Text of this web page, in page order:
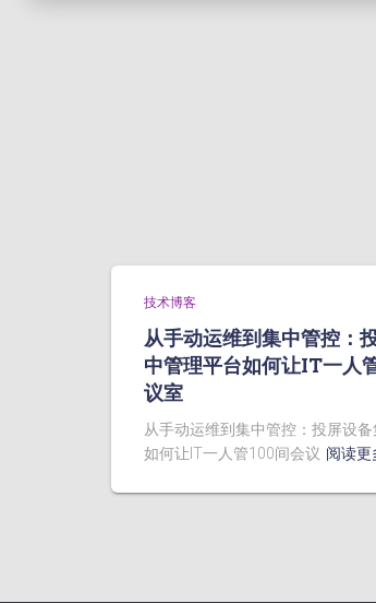
技术博客
从手动运维到集中管控：
中管理平台如何让IT一人
议室
从手动运维到集中管控：投屏设
如何让IT一人管100间会议 阅读更